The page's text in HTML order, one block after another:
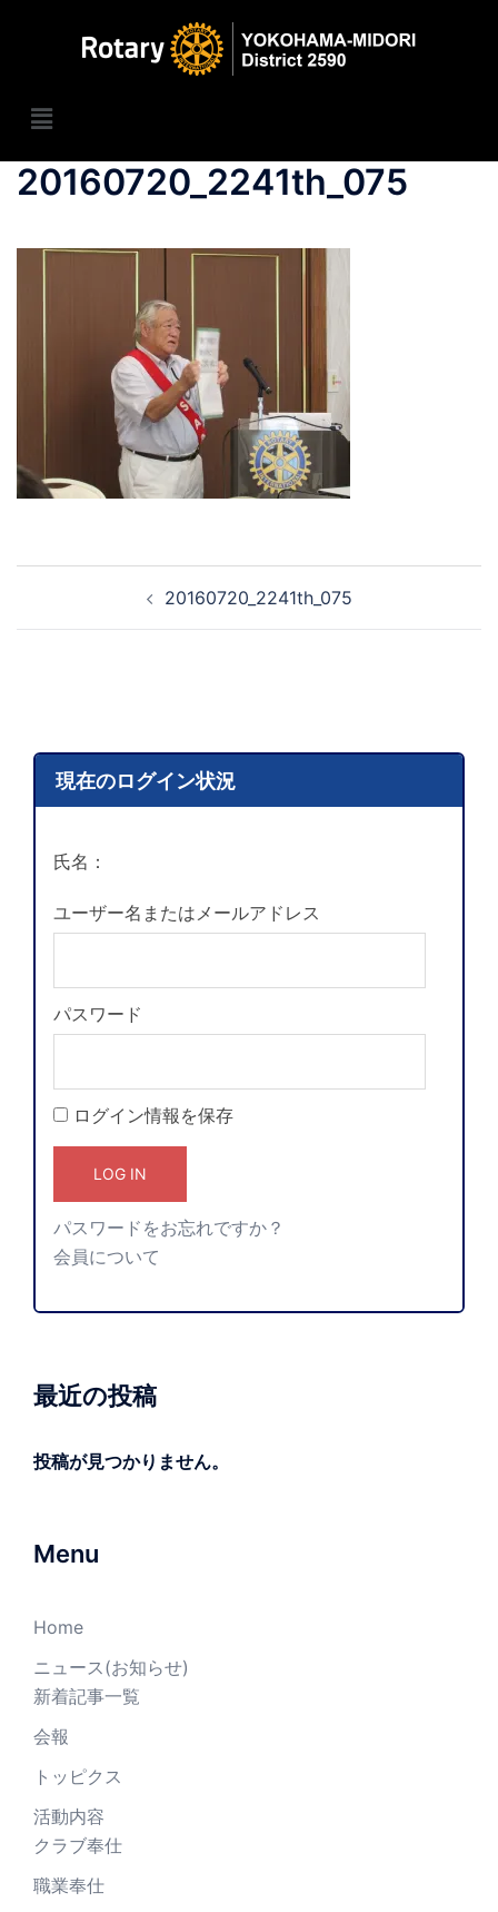
20160720_2241th_075
20160720_2241th_075
現在のログイン状況
氏名：
ユーザー名またはメールアドレス
パスワード
ログイン情報を保存
パスワードをお忘れですか？
会員について
最近の投稿
投稿が見つかりません。
Menu
Home
ニュース(お知らせ)
新着記事一覧
会報
トッピクス
活動内容
クラブ奉仕
職業奉仕